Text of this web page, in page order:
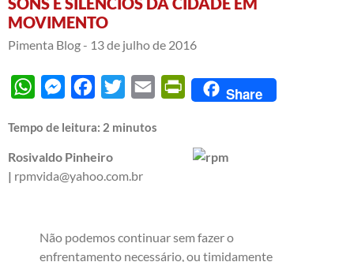
MOVIMENTO
Pimenta Blog - 13 de julho de 2016
WhatsAppMessengerFacebook
Twitter Email PrintFriendly
Share
Tempo de leitura: 2 minutos
Rosivaldo Pinheiro
| rpmvida@yahoo.com.br
Não podemos continuar sem fazer o
enfrentamento necessário, ou timidamente